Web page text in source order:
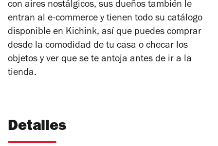
con aires nostálgicos, sus dueños también le
entran al e-commerce y tienen todo su catálogo
disponible en Kichink, así que puedes comprar
desde la comodidad de tu casa o checar los
objetos y ver que se te antoja antes de ir a la
tienda.
Detalles